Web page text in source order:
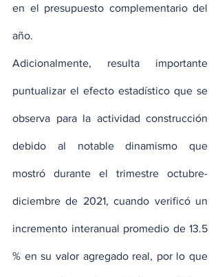
en el presupuesto complementario del
año.
Adicionalmente, resulta importante
puntualizar el efecto estadístico que se
observa para la actividad construcción
debido al notable dinamismo que
mostró durante el trimestre octubre-
diciembre de 2021, cuando verificó un
incremento interanual promedio de 13.5
% en su valor agregado real, por lo que